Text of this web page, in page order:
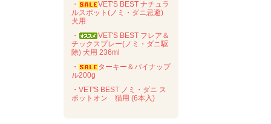
・
VET'S BEST ナチュラ
ルスポット(ノミ・ダニ忌避)
犬用
・
VET'S BEST フレア＆
チックスプレー(ノミ・ダニ駆
除) 犬用 236ml
・
ターキー＆パイナップ
ル200g
・VET'S BEST ノミ・ダニ ス
ポットオン 猫用 (6本入)